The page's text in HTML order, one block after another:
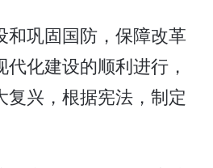
巩固国防，保障改革
化建设的顺利进行，
复兴，根据宪法，制定